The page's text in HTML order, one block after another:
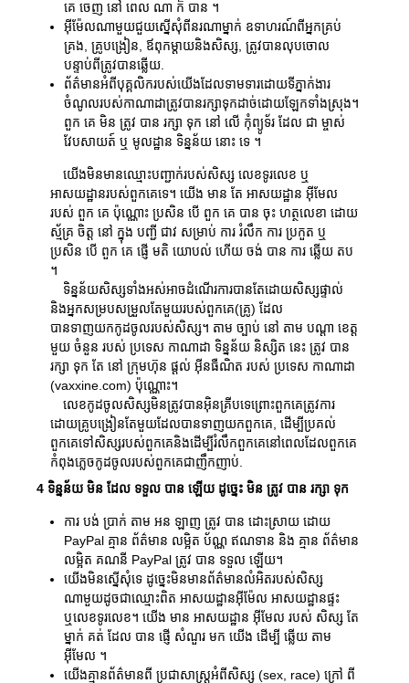
គេ ចេញ នៅ ពេល ណា ក៏ បាន ។
អ៊ីម៉ែលណាមួយជួយស្នើសុំពីនរណាម្នាក់ ឧទាហរណ៍ពីអ្នកគ្រប់
គ្រង, គ្រូបង្រៀន, ឪពុកម្តាយនិងសិស្ស, ត្រូវបានលុបចោល
បន្ទាប់ពីត្រូវបានឆ្លើយ.
ព័ត៌មានអំពីបុគ្គលិករបស់យើងដែលទាមទារដោយទីភ្នាក់ងារ
ចំណូលរបស់កាណាដាត្រូវបានរក្សាទុកដាច់ដោយឡែកទាំងស្រុង។
ពួក គេ មិន ត្រូវ បាន រក្សា ទុក នៅ លើ កុំព្យូទ័រ ដែល ជា ម្ចាស់
វែបសាយត៍ ឬ មូលដ្ឋាន ទិន្នន័យ នោះ ទេ ។
យើងមិនមានឈ្មោះបញ្ជាក់របស់សិស្ស លេខទូរលេខ ឬ
អាសយដ្ឋានរបស់ពួកគេទេ។ យើង មាន តែ អាសយដ្ឋាន អ៊ីមែល
របស់ ពួក គេ ប៉ុណ្ណោះ ប្រសិន បើ ពួក គេ បាន ចុះ ហត្ថលេខា ដោយ
ស្ម័គ្រ ចិត្ត នៅ ក្នុង បញ្ជី ជាវ សម្រាប់ ការ រំលឹក ការ ប្រកួត ឬ
ប្រសិន បើ ពួក គេ ផ្ញើ មតិ យោបល់ ហើយ ចង់ បាន ការ ឆ្លើយ តប
។
ទិន្នន័យសិស្សទាំងអស់អាចដំណើរការបានតែដោយសិស្សផ្ទាល់
និងអ្នកសម្របសម្រួលតែមួយរបស់ពួកគេ(គ្រូ) ដែល
បានទាញយកកូដចូលរបស់សិស្ស។ តាម ច្បាប់ នៅ តាម បណ្តា ខេត្ត
មួយ ចំនួន របស់ ប្រទេស កាណាដា ទិន្នន័យ និស្សិត នេះ ត្រូវ បាន
រក្សា ទុក តែ នៅ ក្រុមហ៊ុន ផ្ដល់ អ៊ីនធឺណិត របស់ ប្រទេស កាណាដា
(vaxxine.com) ប៉ុណ្ណោះ។
លេខកូដចូលសិស្សមិនត្រូវបានអ៊ិនគ្រីបទេព្រោះពួកគេត្រូវការ
ដោយគ្រូបង្រៀនតែមួយដែលបានទាញយកពួកគេ, ដើម្បីប្រគល់
ពួកគេទៅសិស្សរបស់ពួកគេនិងដើម្បីរំលឹកពួកគេនៅពេលដែលពួកគេ
កំពុងភ្លេចកូដចូលរបស់ពួកគេជាញឹកញាប់.
4 ទិន្នន័យ មិន ដែល ទទួល បាន ឡើយ ដូច្នេះ មិន ត្រូវ បាន រក្សា ទុក
ការ បង់ ប្រាក់ តាម អន ឡាញ ត្រូវ បាន ដោះស្រាយ ដោយ
PayPal គ្មាន ព័ត៌មាន លម្អិត ប័ណ្ណ ឥណទាន និង គ្មាន ព័ត៌មាន
លម្អិត គណនី PayPal ត្រូវ បាន ទទួល ឡើយ។
យើងមិនស្នើសុំទេ ដូច្នេះមិនមានព័ត៌មានលំអិតរបស់សិស្ស
ណាមួយដូចជាឈ្មោះពិត អាសយដ្ឋានអ៊ីម៉ែល អាសយដ្ឋានផ្ទះ
ឬលេខទូរលេខ។ យើង មាន អាសយដ្ឋាន អ៊ីមែល របស់ សិស្ស តែ
ម្នាក់ គត់ ដែល បាន ផ្ញើ សំណួរ មក យើង ដើម្បី ឆ្លើយ តាម
អ៊ីមែល ។
យើងគ្មានព័ត៌មានពី ប្រជាសាស្ត្រអំពីសិស្ស (sex, race) ក្រៅ ពី